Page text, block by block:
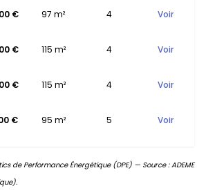
€ 97 m² 4 Voir
€ 115 m² 4 Voir
€ 115 m² 4 Voir
€ 95 m² 5 Voir
de Performance Énergétique (DPE) — Source : ADEME